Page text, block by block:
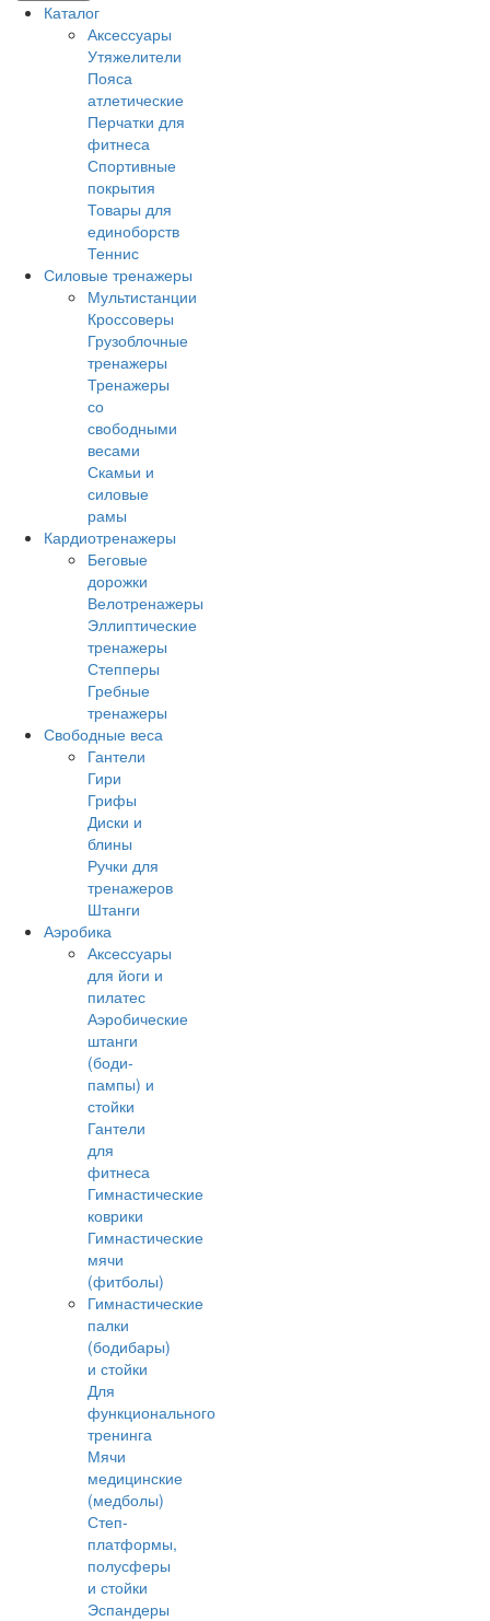
Каталог
Аксессуары
Утяжелители
Пояса
атлетические
Перчатки для
фитнеса
Спортивные
покрытия
Товары для
единоборств
Теннис
Силовые тренажеры
Мультистанции
Кроссоверы
Грузоблочные
тренажеры
Тренажеры
со
свободными
весами
Скамьи и
силовые
рамы
Кардиотренажеры
Беговые
дорожки
Велотренажеры
Эллиптические
тренажеры
Степперы
Гребные
тренажеры
Свободные веса
Гантели
Гири
Грифы
Диски и
блины
Ручки для
тренажеров
Штанги
Аэробика
Аксессуары
для йоги и
пилатес
Аэробические
штанги
(боди-
пампы) и
стойки
Гантели
для
фитнеса
Гимнастические
коврики
Гимнастические
мячи
(фитболы)
Гимнастические
палки
(бодибары)
и стойки
Для
функционального
тренинга
Мячи
медицинские
(медболы)
Степ-
платформы,
полусферы
и стойки
Эспандеры